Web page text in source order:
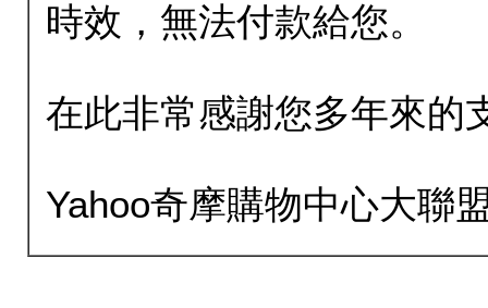
時效，無法付款給您。
在此非常感謝您多年來的
Yahoo奇摩購物中心大